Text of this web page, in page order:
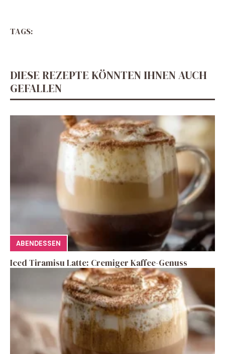
TAGS:
DIESE REZEPTE KÖNNTEN IHNEN AUCH
GEFALLEN
ABENDESSEN
Iced Tiramisu Latte: Cremiger Kaffee-Genuss